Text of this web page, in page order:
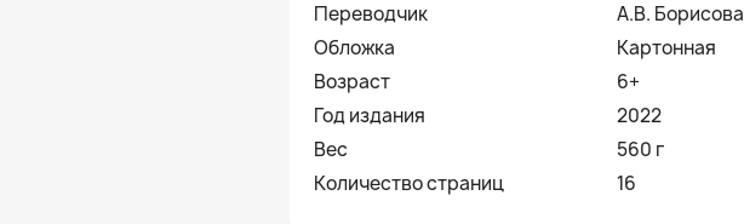
Переводчик
А.В. Борисова
Обложка
Картонная
Возраст
6+
Год издания
2022
Вес
560 г
Количество страниц
16